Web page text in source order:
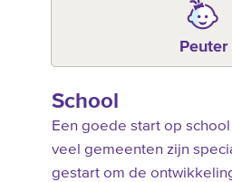
Peuter
School
Een goede start op
veel gemeenten zijn
gestart om de